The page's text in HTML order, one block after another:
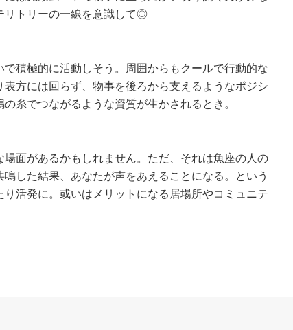
リトリーの一線を意識して◎
積極的に活動しそう。周囲からもクールで行動的な
方には回らず、物事を後ろから支えるようなポジシ
糸でつながるような資質が生かされるとき。
面があるかもしれません。ただ、それは魚座の人の
した結果、あなたが声をあえることになる。という
活発に。或いはメリットになる居場所やコミュニテ